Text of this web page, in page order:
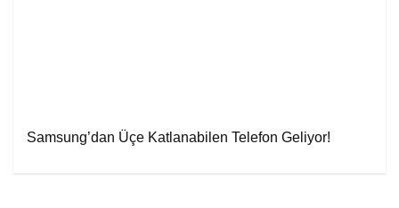
Samsung’dan Üçe Katlanabilen Telefon Geliyor!